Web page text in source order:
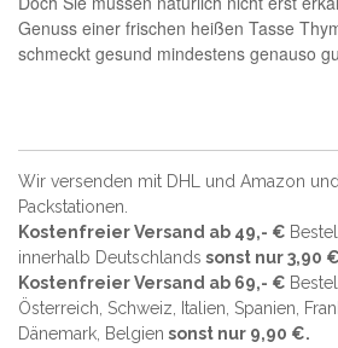
Genuss einer frischen heißen Tasse
schmeckt gesund mindestens genauso
Wir versenden mit DHL und Amazon
Packstationen.
Kostenfreier Versand ab 49,- €
innerhalb Deutschlands sonst nur 3,90
Kostenfreier Versand ab 69,- €
Österreich, Schweiz, Italien, Spanien,
Dänemark, Belgien sonst nur 9,90 €.